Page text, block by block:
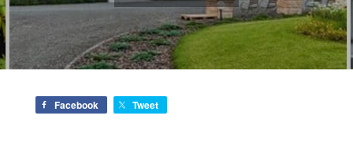
Facebook Tweet